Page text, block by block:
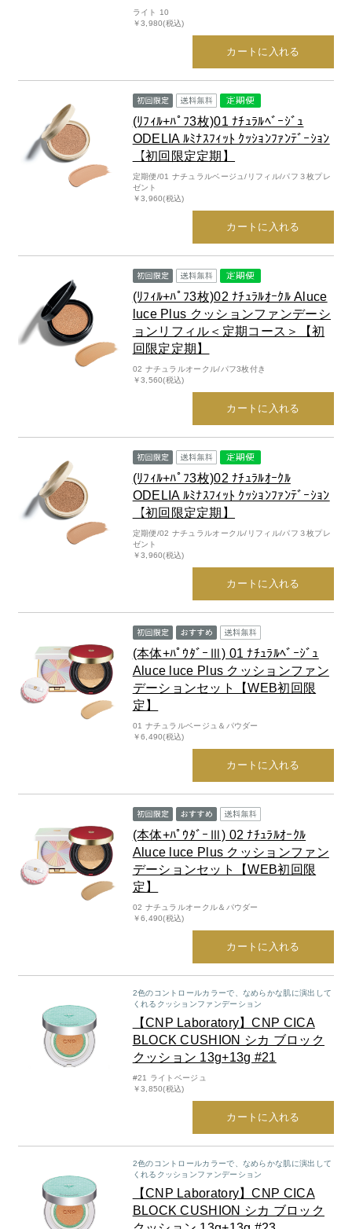
CLÉSCIENCE Beauté
PURE’D 100 PERFECTION
美肌フローリズム
コンテンツ
ビューティコラム
バーチャル工場見学
ご利用ガイド
よくある質問
お問い合わせ
お問い合わせフォーム
お電話でのお問い合わせ
0120-956-100
受付時間 9:00~18:00（土・日曜・祝日除く）
ライト 10
￥3,980(税込)
カートに入れる
(ﾘﾌｨﾙ+ﾊﾟﾌ3枚)01 ﾅﾁｭﾗﾙﾍﾞｰｼﾞｭ
ODELIA ﾙﾐﾅｽﾌｨｯﾄ ｸｯｼｮﾝﾌｧﾝﾃﾞｰｼｮﾝ
【初回限定定期】
定期便/01 ナチュラルベージュ/リフィル/パフ３枚プレ
ゼント
￥3,960(税込)
カートに入れる
(ﾘﾌｨﾙ+ﾊﾟﾌ3枚)02 ﾅﾁｭﾗﾙｵｰｸﾙ Aluce
luce Plus クッションファンデーシ
ョンリフィル＜定期コース＞【初
回限定定期】
02 ナチュラルオークル/パフ3枚付き
￥3,560(税込)
カートに入れる
(ﾘﾌｨﾙ+ﾊﾟﾌ3枚)02 ﾅﾁｭﾗﾙｵｰｸﾙ
ODELIA ﾙﾐﾅｽﾌｨｯﾄ ｸｯｼｮﾝﾌｧﾝﾃﾞｰｼｮﾝ
【初回限定定期】
定期便/02 ナチュラルオークル/リフィル/パフ３枚プレ
ゼント
￥3,960(税込)
カートに入れる
(本体+ﾊﾟｳﾀﾞｰⅢ) 01 ﾅﾁｭﾗﾙﾍﾞｰｼﾞｭ
Aluce luce Plus クッションファン
デーションセット【WEB初回限
定】
01 ナチュラルベージュ＆パウダー
￥6,490(税込)
カートに入れる
(本体+ﾊﾟｳﾀﾞｰⅢ) 02 ﾅﾁｭﾗﾙｵｰｸﾙ
Aluce luce Plus クッションファン
デーションセット【WEB初回限
定】
02 ナチュラルオークル＆パウダー
￥6,490(税込)
カートに入れる
2色のコントロールカラーで、なめらかな肌に演出して
くれるクッションファンデーション
【CNP Laboratory】CNP CICA
BLOCK CUSHION シカ ブロック
クッション 13g+13g #21
#21 ライトベージュ
￥3,850(税込)
カートに入れる
2色のコントロールカラーで、なめらかな肌に演出して
くれるクッションファンデーション
【CNP Laboratory】CNP CICA
BLOCK CUSHION シカ ブロック